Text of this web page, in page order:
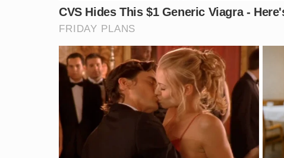
A violência contra menores de idade é um crime que gera
agir com mais rigor contra agressores desse tipo?
Vídeo: